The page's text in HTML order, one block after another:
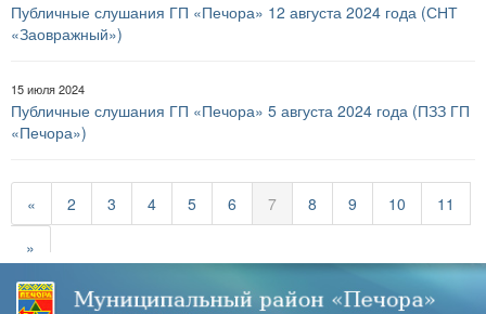
Публичные слушания ГП «Печора» 12 августа 2024 года (СНТ
«Заовражный»)
15 июля 2024
Публичные слушания ГП «Печора» 5 августа 2024 года (ПЗЗ ГП
«Печора»)
« 2 3 4 5 6 7 8 9 10
11
»